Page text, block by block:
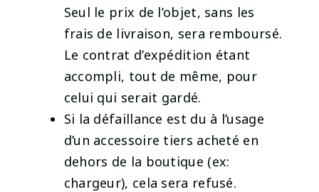
Seul le prix de l’objet, sans les
frais de livraison, sera remboursé.
Le contrat d’expédition étant
accompli, tout de même, pour
celui qui serait gardé.
Si la défaillance est du à l’usage
d’un accessoire tiers acheté en
dehors de la boutique (ex:
chargeur), cela sera refusé.